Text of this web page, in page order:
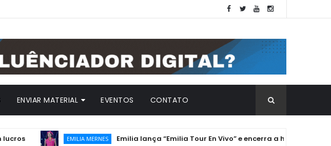
ENVIAR MATERIAL EVENTOS CONTATO
EMILIA MERNES Emilia lança “Emilia Tour En Vivo” e encerra a histórica Era ".mp3"